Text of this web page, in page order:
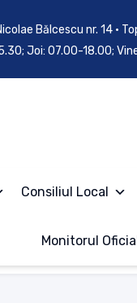
Bălcescu nr. 14 •
Joi: 07.00-18.00;
Consiliul Local
Monitorul